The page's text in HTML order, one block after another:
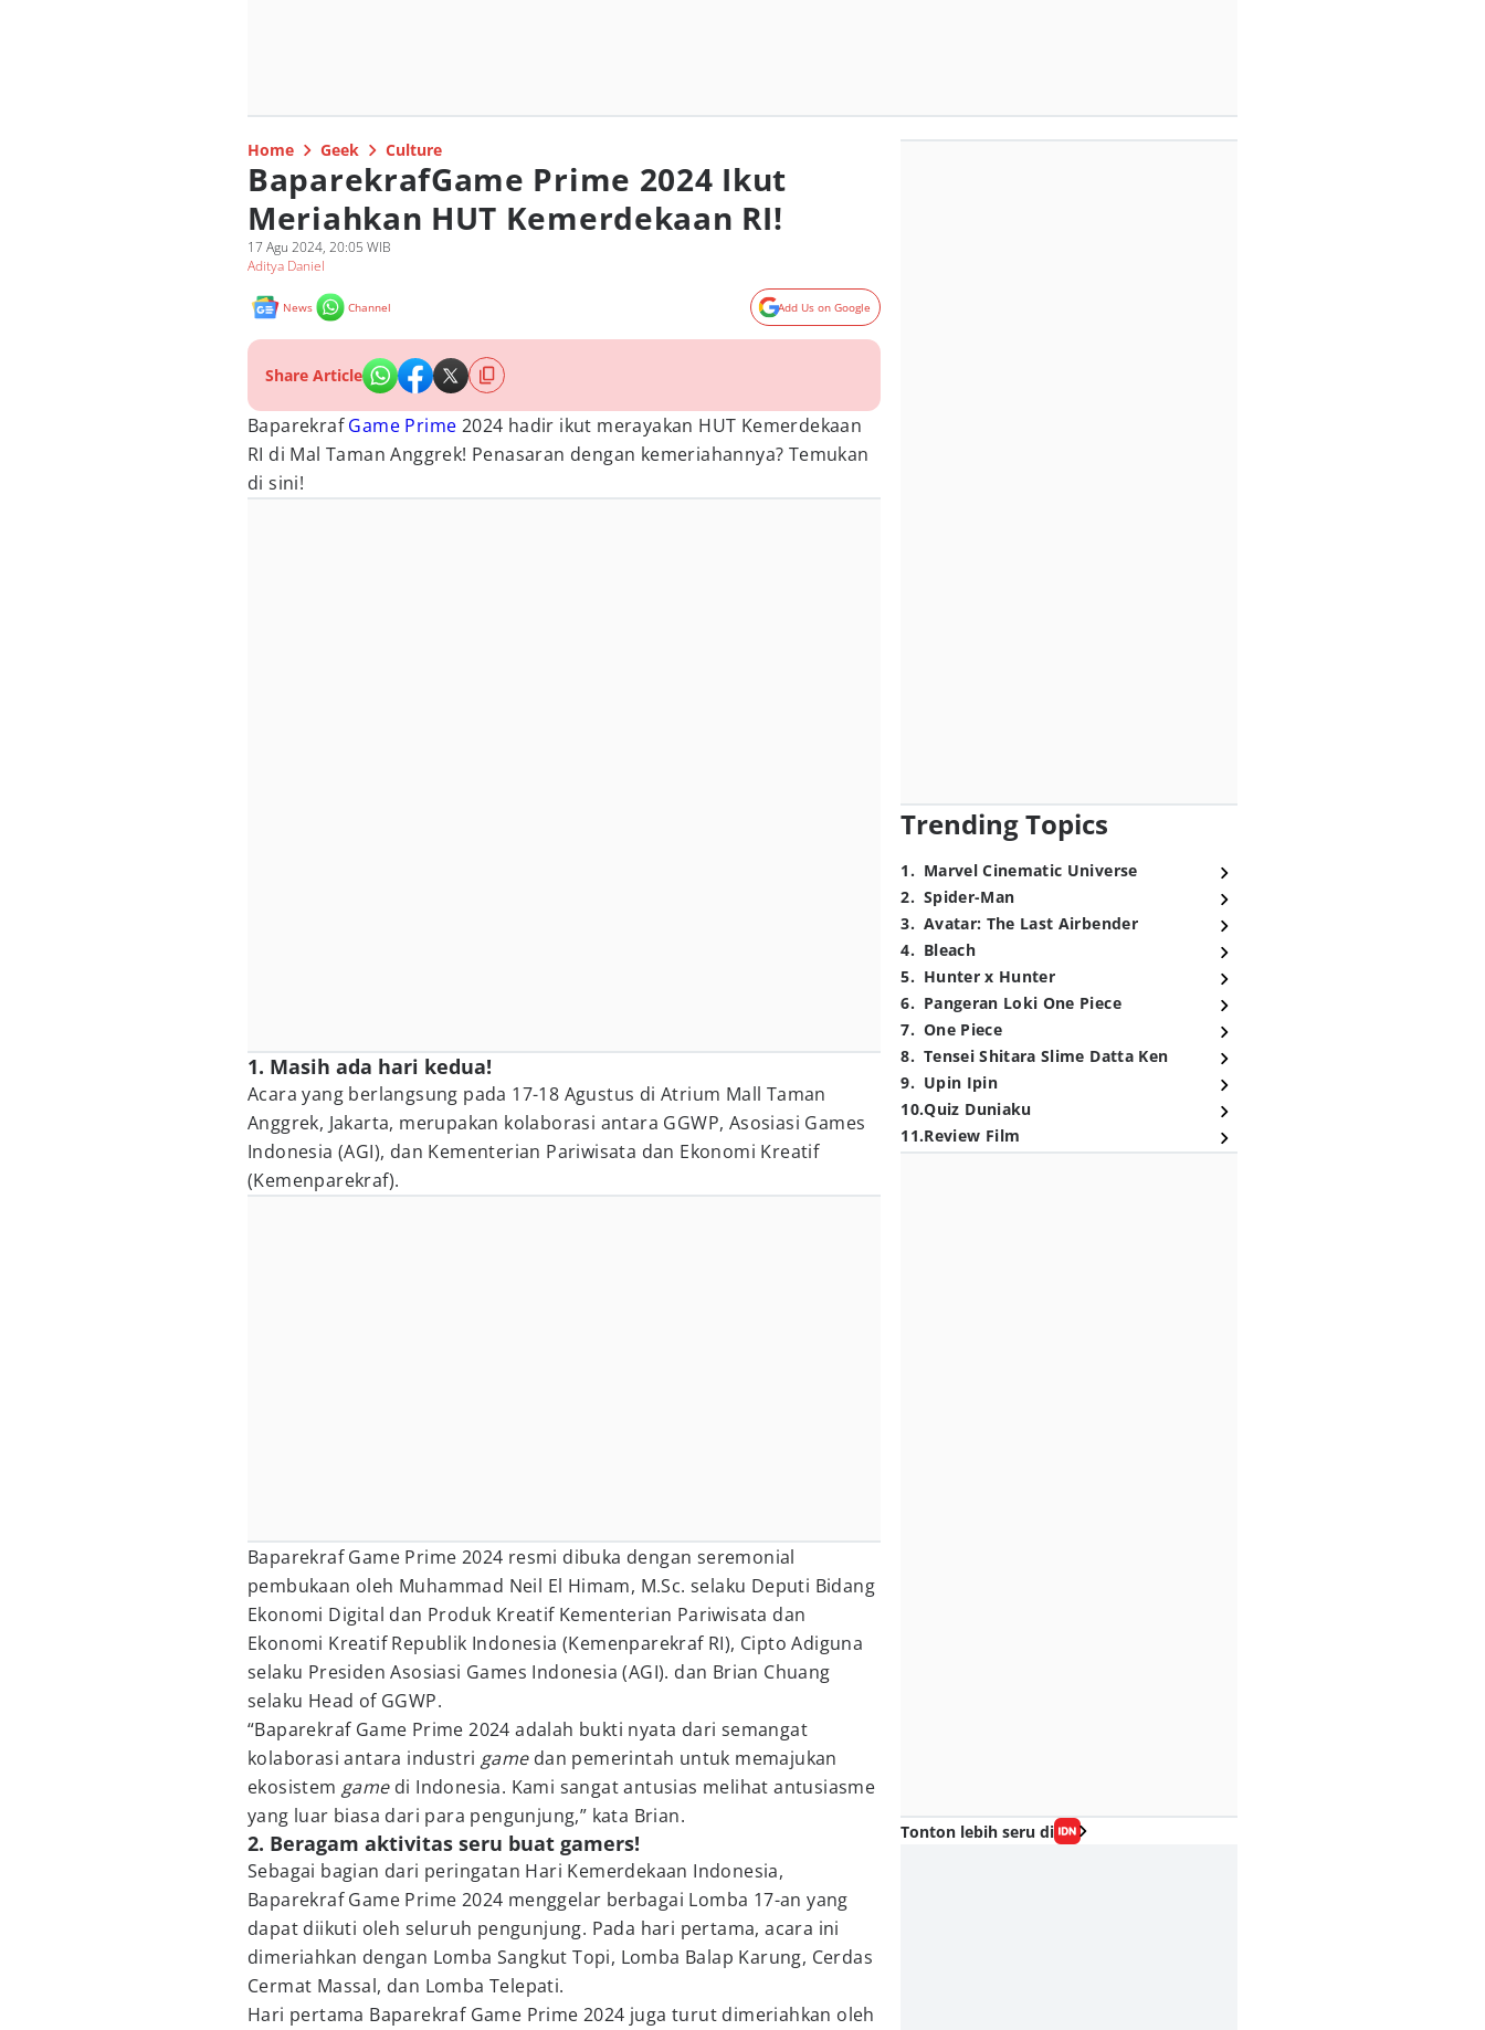
Home Geek Culture
BaparekrafGame Prime 2024 Ikut
Meriahkan HUT Kemerdekaan RI!
17 Agu 2024, 20:05 WIB
Aditya Daniel
News Channel Add Us on Google
Share Article
BaparekrafGame Prime 2024 hadir ikut merayakan HUT Kemerdekaan
RI di Mal Taman Anggrek! Penasaran dengan kemeriahannya? Temukan
di sini!
1. Masih ada hari kedua!
Acara yang berlangsung pada 17-18 Agustus di Atrium Mall Taman
Anggrek, Jakarta, merupakan kolaborasi antara GGWP, Asosiasi Games
Indonesia (AGI), dan Kementerian Pariwisata dan Ekonomi Kreatif
(Kemenparekraf).
Baparekraf Game Prime 2024 resmi dibuka dengan seremonial
pembukaan oleh Muhammad Neil El Himam, M.Sc. selaku Deputi Bidang
Ekonomi Digital dan Produk Kreatif Kementerian Pariwisata dan
Ekonomi Kreatif Republik Indonesia (Kemenparekraf RI), Cipto Adiguna
selaku Presiden Asosiasi Games Indonesia (AGI). dan Brian Chuang
selaku Head of GGWP.
“Baparekraf Game Prime 2024 adalah bukti nyata dari semangat
kolaborasi antara industri gamedan pemerintah untuk memajukan
ekosistem gamedi Indonesia. Kami sangat antusias melihat antusiasme
yang luar biasa dari para pengunjung,” kata Brian.
2. Beragam aktivitas seru buat gamers!
Sebagai bagian dari peringatan Hari Kemerdekaan Indonesia,
Baparekraf Game Prime 2024 menggelar berbagai Lomba 17-an yang
dapat diikuti oleh seluruh pengunjung. Pada hari pertama, acara ini
dimeriahkan dengan Lomba Sangkut Topi, Lomba Balap Karung, Cerdas
Cermat Massal, dan Lomba Telepati.
Hari pertama Baparekraf Game Prime 2024 juga turut dimeriahkan oleh
Trending Topics
1. Marvel Cinematic Universe
2. Spider-Man
3. Avatar: The Last Airbender
4. Bleach
5. Hunter x Hunter
6. Pangeran Loki One Piece
7. One Piece
8. Tensei Shitara Slime Datta Ken
9. Upin Ipin
10.Quiz Duniaku
11.Review Film
Tonton lebih seru di